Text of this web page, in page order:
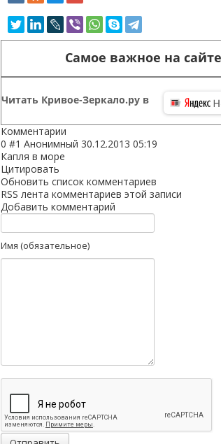
Самое важное на
Читать Кривое-Зеркало.ру в
Комментарии
0 #1 Анонимный 30.12.2013 05:19
Капля в море
Цитировать
Обновить список комментариев
RSS лента комментариев этой записи
Добавить комментарий
Имя (обязательное)